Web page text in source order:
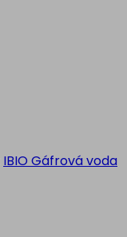
IBIO Gáfrová voda